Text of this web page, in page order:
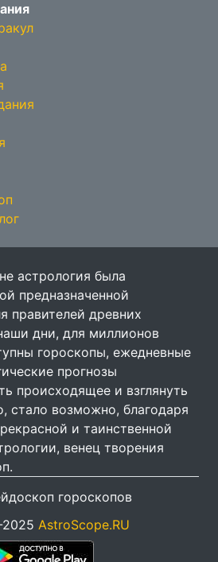
астрология была
предназначенной
правителей древних
дни, для миллионов
гороскопы, ежедневные
прогнозы
происходящее и взглянуть
стало возможно, благодаря
и таинственной
венец творения
гороскопов
AstroScope.RU